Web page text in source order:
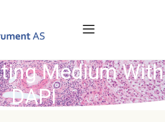
Medium With
DAPI